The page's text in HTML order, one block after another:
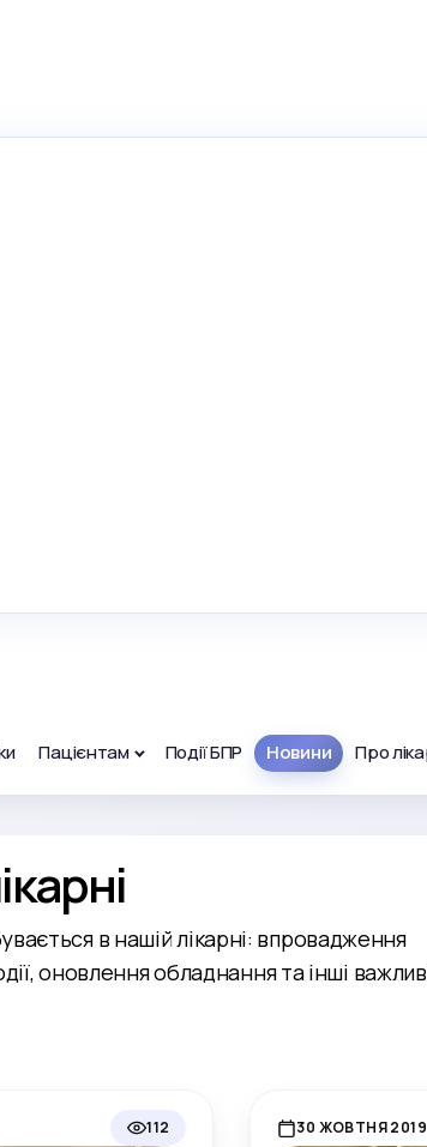
Пацієнтам Події БПР Новини Про
в нашій лікарні: впровадження
оновлення обладнання та інші
112 30 ЖОВТНЯ 2019